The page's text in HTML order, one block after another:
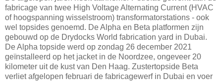
fabricage van twee High Voltage Alternating Current (HVAC
of hoogspanning wisselstroom) transformatorstations - ook
wel topsides genoemd. De Alpha en Beta platformen zijn
gebouwd op de Drydocks World fabrication yard in Dubai.
De Alpha topside werd op zondag 26 december 2021
geïnstalleerd op het jacket in de Noordzee, ongeveer 20
kilometer uit de kust van Den Haag. Zustertopside Beta
verliet afgelopen februari de fabricagewerf in Dubai en voer